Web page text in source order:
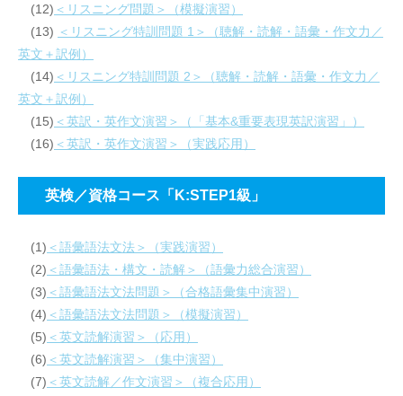
(12) ＜リスニング問題＞（模擬演習）
(13) ＜リスニング特訓問題 1＞（聴解・読解・語彙・作文力／
英文＋訳例）
(14) ＜リスニング特訓問題 2＞（聴解・読解・語彙・作文力／
英文＋訳例）
(15) ＜英訳・英作文演習＞（「基本&重要表現英訳演習」）
(16) ＜英訳・英作文演習＞（実践応用）
英検／資格コース「K:STEP1級」
(1) ＜語彙語法文法＞（実践演習）
(2) ＜語彙語法・構文・読解＞（語彙力総合演習）
(3) ＜語彙語法文法問題＞（合格語彙集中演習）
(4) ＜語彙語法文法問題＞（模擬演習）
(5) ＜英文読解演習＞（応用）
(6) ＜英文読解演習＞（集中演習）
(7) ＜英文読解／作文演習＞（複合応用）